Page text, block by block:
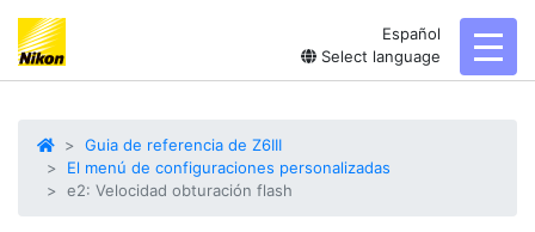
Español
Select language
Guia de referencia de Z6III
El menú de configuraciones personalizadas
e2: Velocidad obturación flash